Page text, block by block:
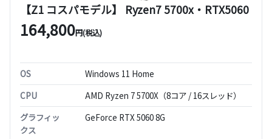
【Z1 コスパモデル】 Ryzen7 5700x・RTX5060
164,800円(税込)
OS
Windows 11 Home
CPU
AMD Ryzen 7 5700X（8コア / 16スレッド）
グラフィッ
クス
GeForce RTX 5060 8G